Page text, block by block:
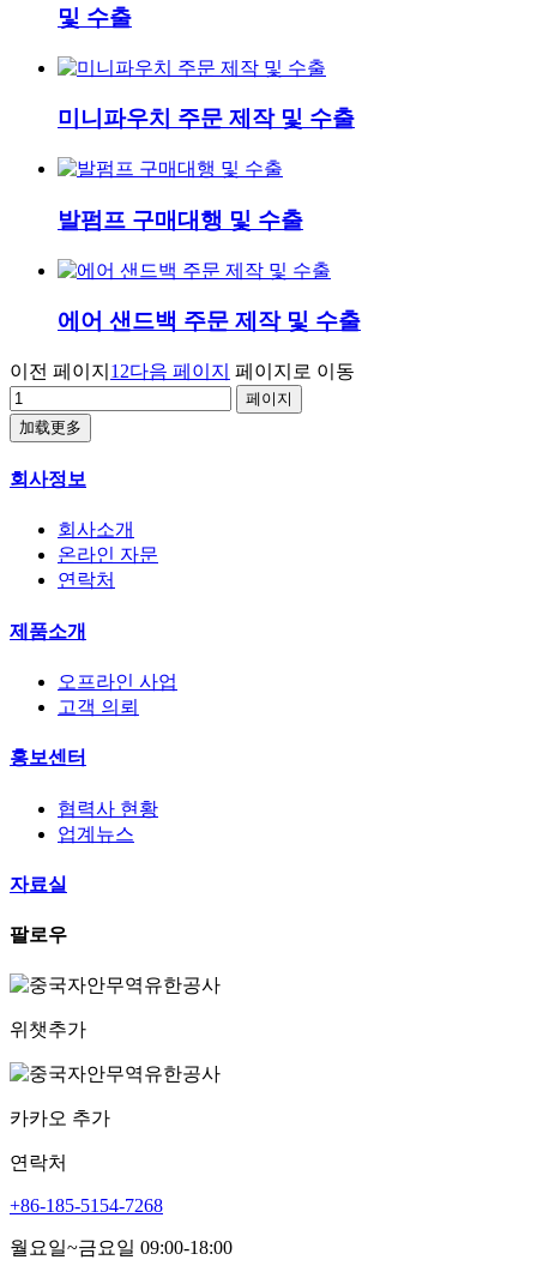
및 수출
미니파우치 주문 제작 및 수출
발펌프 구매대행 및 수출
에어 샌드백 주문 제작 및 수출
이전 페이지 1 2다음 페이지 페이지로 이동
加载更多
회사정보
회사소개
온라인 자문
연락처
제품소개
오프라인 사업
고객 의뢰
홍보센터
협력사 현황
업계뉴스
자료실
팔로우
위챗추가
카카오 추가
연락처
+86-185-5154-7268
월요일~금요일 09:00-18:00